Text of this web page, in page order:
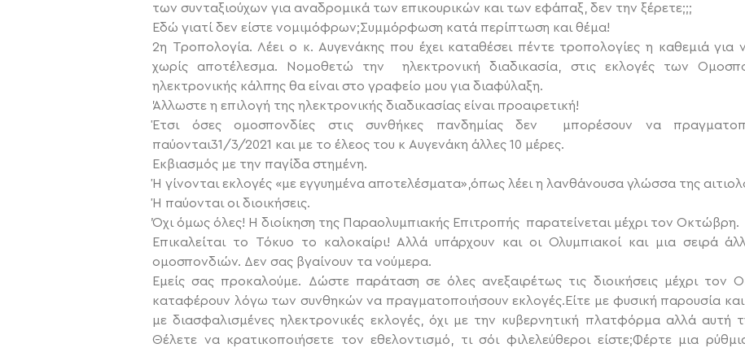
των συνταξιούχων για αναδρομικά των επικουρικών και των εφάπαξ, δεν την ξέρετε;;;
Εδώ γιατί δεν είστε νομιμόφρων;Συμμόρφωση κατά περίπτωση και θέμα!
2η Τροπολογία. Λέει ο κ. Αυγενάκης που έχει καταθέσει πέντε τροπολογίες η καθεμιά για
χωρίς αποτέλεσμα. Νομοθετώ την ηλεκτρονική διαδικασία, στις εκλογές των
ηλεκτρονικής κάλπης θα είναι στο γραφείο μου για διαφύλαξη.
Άλλωστε η επιλογή της ηλεκτρονικής διαδικασίας είναι προαιρετική!
Έτσι όσες ομοσπονδίες στις συνθήκες πανδημίας δεν μπορέσουν να
παύονται31/3/2021 και με το έλεος του κ Αυγενάκη άλλες 10 μέρες.
Εκβιασμός με την παγίδα στημένη.
Ή γίνονται εκλογές «με εγγυημένα αποτελέσματα»,όπως λέει η λανθάνουσα γλώσσα της
Ή παύονται οι διοικήσεις.
Όχι όμως όλες! Η διοίκηση της Παραολυμπιακής Επιτροπής παρατείνεται μέχρι τον Οκτώβρη.
Επικαλείται το Τόκυο το καλοκαίρι! Αλλά υπάρχουν και οι Ολυμπιακοί και μια σειρά
ομοσπονδιών. Δεν σας βγαίνουν τα νούμερα.
Εμείς σας προκαλούμε. Δώστε παράταση σε όλες ανεξαιρέτως τις διοικήσεις μέχρι
καταφέρουν λόγω των συνθηκών να πραγματοποιήσουν εκλογές.Είτε με φυσική παρουσία
με διασφαλισμένες ηλεκτρονικές εκλογές, όχι με την κυβερνητική πλατφόρμα αλλά αυτή
Θέλετε να κρατικοποιήσετε τον εθελοντισμό, τι σόι φιλελεύθεροι είστε;Φέρτε μια